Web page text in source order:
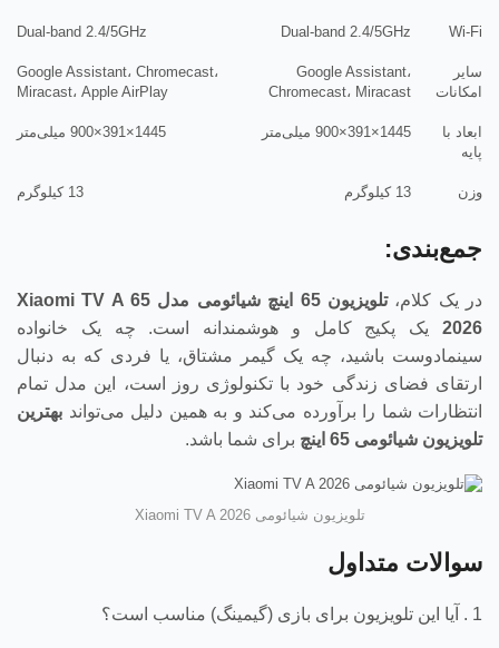
Wi-Fi
Dual-band 2.4/5GHz
Dual-band 2.4/5GHz
سایر
امکانات
Google Assistant،
Chromecast، Miracast
Google Assistant، Chromecast،
Miracast، Apple AirPlay
ابعاد با
پایه
1445×391×900 میلی‌متر 1445×391×900 میلی‌متر
وزن 13 کیلوگرم 13 کیلوگرم
جمع‌بندی:
در یک کلام،تلویزیون 65 اینچ شیائومی مدل
Xiaomi TV A 65
2026 یک پکیج کامل و هوشمندانه است. چه یک خانواده
سینمادوست باشید، چه یک گیمر مشتاق، یا فردی که به دنبال
ارتقای فضای زندگی خود با تکنولوژی روز است، این مدل تمام
انتظارات شما را برآورده می‌کند و به همین دلیل می‌تواند بهترین
تلویزیون شیائومی 65 اینچ
برای شما باشد.
تلویزیون شیائومی Xiaomi TV A 2026
سوالات متداول
1 . آیا این تلویزیون برای بازی (گیمینگ) مناسب است؟